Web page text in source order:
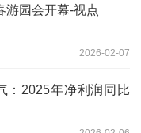
游园会开幕-视点
2026-02-07
：2025年净利润同比